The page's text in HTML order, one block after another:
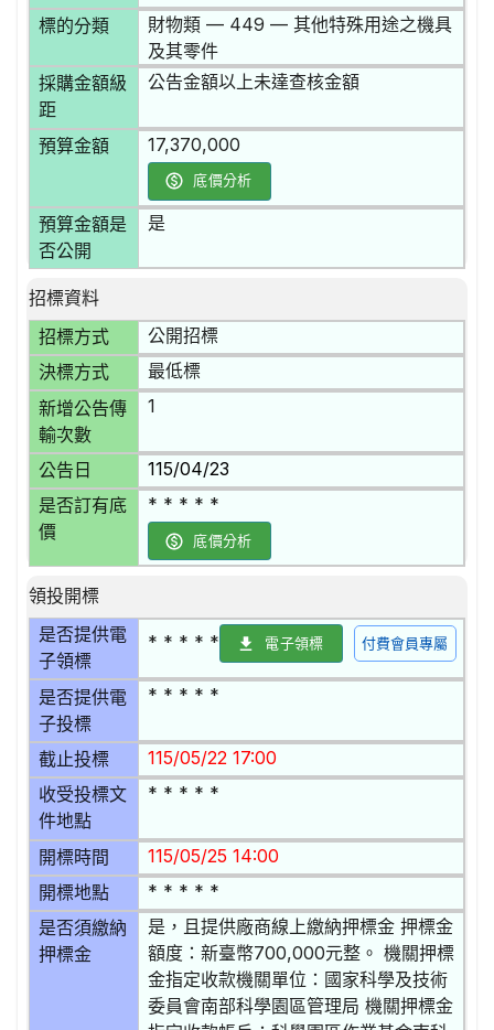
標的分類
財物類 — 449 — 其他特殊用途之機具
及其零件
採購金額級
距
公告金額以上未達查核金額
預算金額 17,370,000
底價分析
預算金額是
否公開
是
招標資料
招標方式
公開招標
決標方式 最低標
新增公告傳
輸次數
1
公告日 115/04/23
是否訂有底
價
* * * * *
底價分析
領投開標
是否提供電
子領標
* * * * * 電子領標 付費會員專屬
是否提供電
子投標
* * * * *
截止投標 115/05/22 17:00
收受投標文
件地點
* * * * *
開標時間 115/05/25 14:00
開標地點 * * * * *
是否須繳納
押標金
是，且提供廠商線上繳納押標金 押標金
額度：新臺幣700,000元整。 機關押標
金指定收款機關單位：國家科學及技術
委員會南部科學園區管理局 機關押標金